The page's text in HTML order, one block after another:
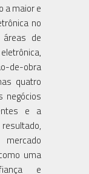
a maior e
no
de
obra
quatro
negócios
e a
uma
e